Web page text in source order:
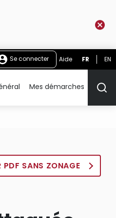
Se connecter Aide FR EN
Mes démarches
PDF SANS ZONAGE